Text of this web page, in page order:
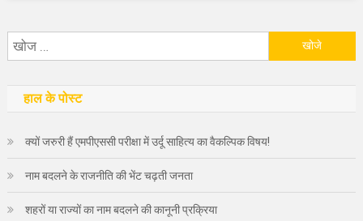
हाल के पोस्ट
क्यों जरुरी हैं एमपीएससी परीक्षा में उर्दू साहित्य का वैकल्पिक विषय!
नाम बदलने के राजनीति की भेंट चढ़ती जनता
शहरों या राज्यों का नाम बदलने की कानूनी प्रक्रिया